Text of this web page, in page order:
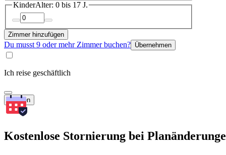
KinderAlter: 0 bis 17 J.
Zimmer hinzufügen
Du musst 9 oder mehr Zimmer buchen? Übernehmen
Ich reise geschäftlich
Suchen
Kostenlose Stornierung bei